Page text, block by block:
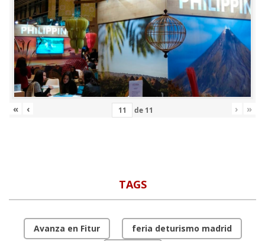
« ‹ de 11 › »
TAGS
Avanza en Fitur
feria deturismo madrid